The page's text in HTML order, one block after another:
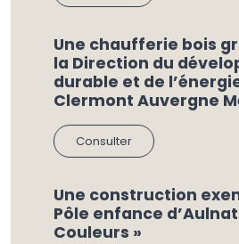
Une chaufferie bois
la Direction du
durable et de
Clermont Auvergne
Consulter
Une construction
Pôle enfance
Couleurs »